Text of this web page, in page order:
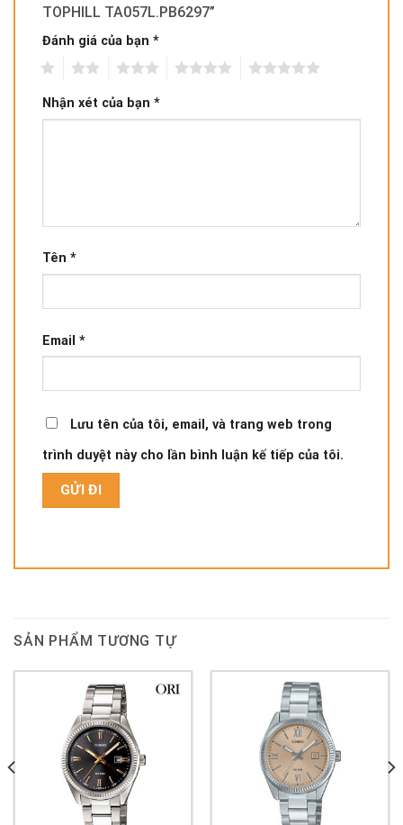
TOPHILL TA057L.PB6297”
Đánh giá của bạn *
Nhận xét của bạn *
Tên *
Email *
Lưu tên của tôi, email, và trang web trong
trình duyệt này cho lần bình luận kế tiếp của tôi.
SẢN PHẨM TƯƠNG TỰ